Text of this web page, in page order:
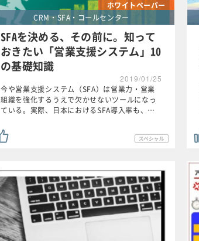
ホワイトペーパー
CRM・SFA・コールセンター
SFAを決める、その前に。知って
おきたい「営業支援システム」10
の基礎知識
2019/01/25
今や営業支援システム（SFA）は営業力・営業
組織を強化するうえで欠かせないツールになっ
ている。実際、日本におけるSFA導入率も、…